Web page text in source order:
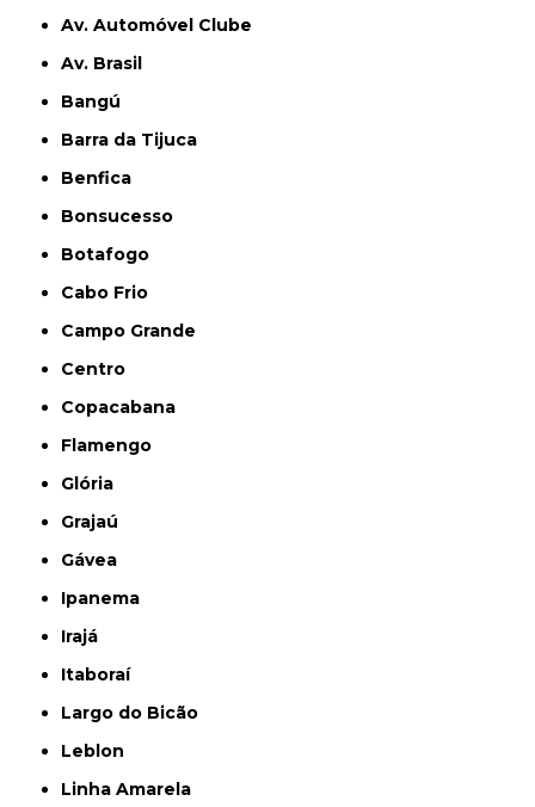
Av. Automóvel Clube
Av. Brasil
Bangú
Barra da Tijuca
Benfica
Bonsucesso
Botafogo
Cabo Frio
Campo Grande
Centro
Copacabana
Flamengo
Glória
Grajaú
Gávea
Ipanema
Irajá
Itaboraí
Largo do Bicão
Leblon
Linha Amarela